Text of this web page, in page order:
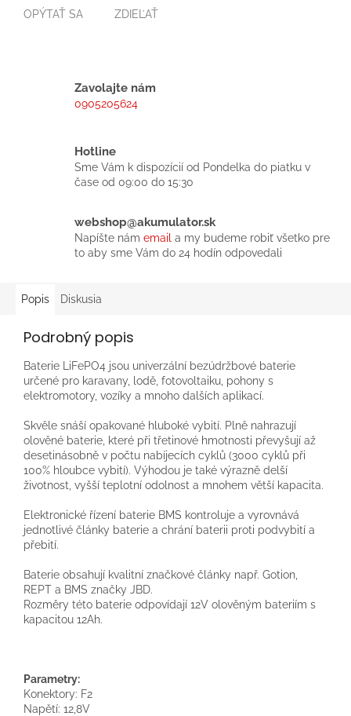
OPÝTAŤ SA ZDIEĽAŤ
Zavolajte nám
0905205624
Hotline
Sme Vám k dispozícií od Pondelka do piatku v
čase od 09:00 do 15:30
webshop@akumulator.sk
Napíšte nám email a my budeme robiť všetko pre
to aby sme Vám do 24 hodín odpovedali
Popis Diskusia
Podrobný popis
Baterie LiFePO4 jsou univerzální bezúdržbové baterie
určené pro karavany, lodě, fotovoltaiku, pohony s
elektromotory, vozíky a mnoho dalších aplikací.
Skvěle snáší opakované hluboké vybití. Plně nahrazují
olověné baterie, které při třetinové hmotnosti převyšují až
desetinásobně v počtu nabíjecích cyklů (3000 cyklů při
100% hloubce vybití). Výhodou je také výrazně delší
životnost, vyšší teplotní odolnost a mnohem větší kapacita.
Elektronické řízení baterie BMS kontroluje a vyrovnává
jednotlivé články baterie a chrání baterii proti podvybití a
přebití.
Baterie obsahují kvalitní značkové články např. Gotion,
REPT a BMS značky JBD.
Rozměry této baterie odpovídají 12V olověným bateriím s
kapacitou 12Ah.
Parametry:
Konektory: F2
Napětí: 12,8V